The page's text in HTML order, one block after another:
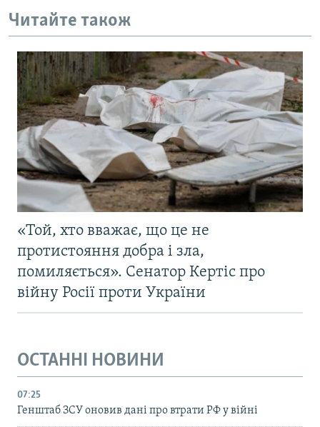
Читайте також
«Той, хто вважає, що це не
протистояння добра і зла,
помиляється». Сенатор Кертіс про
війну Росії проти України
ОСТАННІ НОВИНИ
07:25
Генштаб ЗСУ оновив дані про втрати РФ у війні